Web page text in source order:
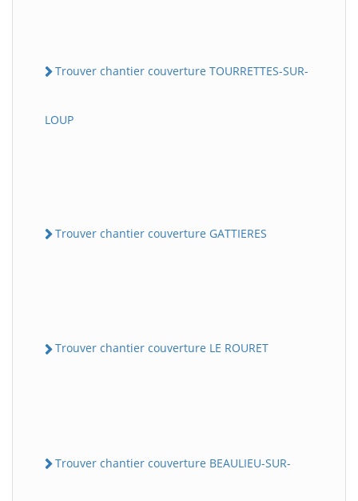
Trouver chantier couverture TOURRETTES-SUR-
LOUP
Trouver chantier couverture GATTIERES
Trouver chantier couverture LE ROURET
Trouver chantier couverture BEAULIEU-SUR-